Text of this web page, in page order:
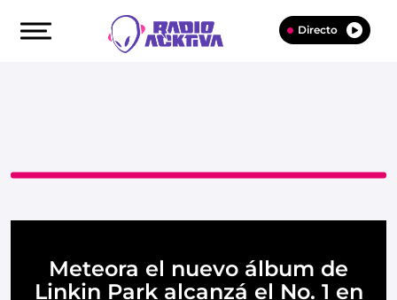
Directo
Meteora el nuevo álbum de
Linkin Park alcanzá el No. 1 en